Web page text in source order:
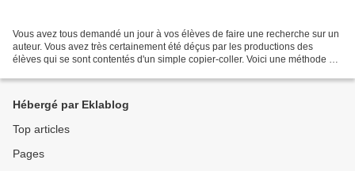
Vous avez tous demandé un jour à vos élèves de faire une recherche sur un
auteur. Vous avez très certainement été déçus par les productions des
élèves qui se sont contentés d'un simple copier-coller. Voici une méthode qui
Hébergé par Eklablog
Top articles
Pages